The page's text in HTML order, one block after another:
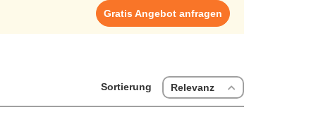
Gratis Angebot anfragen
Sortierung Relevanz